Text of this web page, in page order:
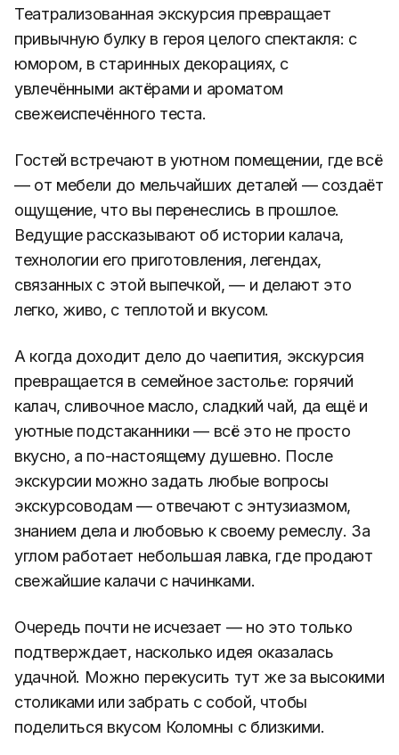
Театрализованная экскурсия превращает
привычную булку в героя целого спектакля: с
юмором, в старинных декорациях, с
увлечёнными актёрами и ароматом
свежеиспечённого теста.
Гостей встречают в уютном помещении, где всё
— от мебели до мельчайших деталей — создаёт
ощущение, что вы перенеслись в прошлое.
Ведущие рассказывают об истории калача,
технологии его приготовления, легендах,
связанных с этой выпечкой, — и делают это
легко, живо, с теплотой и вкусом.
А когда доходит дело до чаепития, экскурсия
превращается в семейное застолье: горячий
калач, сливочное масло, сладкий чай, да ещё и
уютные подстаканники — всё это не просто
вкусно, а по-настоящему душевно. После
экскурсии можно задать любые вопросы
экскурсоводам — отвечают с энтузиазмом,
знанием дела и любовью к своему ремеслу. За
углом работает небольшая лавка, где продают
свежайшие калачи с начинками.
Очередь почти не исчезает — но это только
подтверждает, насколько идея оказалась
удачной. Можно перекусить тут же за высокими
столиками или забрать с собой, чтобы
поделиться вкусом Коломны с близкими.